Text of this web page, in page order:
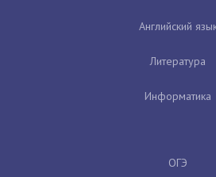
Английский
Литература
Информатика
ОГЭ